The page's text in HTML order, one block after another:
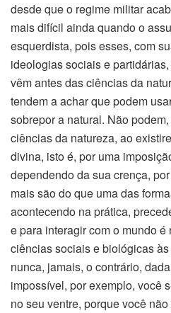
desde que o regime militar
mais difícil ainda quando o
esquerdista, pois esses, com
ideologias sociais e
vêm antes das ciências da
tendem a achar que podem
sobrepor a natural. Não
ciências da natureza, ao
divina, isto é, por uma
dependendo da sua crença,
mais são do que uma das
acontecendo na prática,
e para interagir com o mundo
ciências sociais e biológicas
nunca, jamais, o contrário,
impossível, por exemplo, você
no seu ventre, porque você